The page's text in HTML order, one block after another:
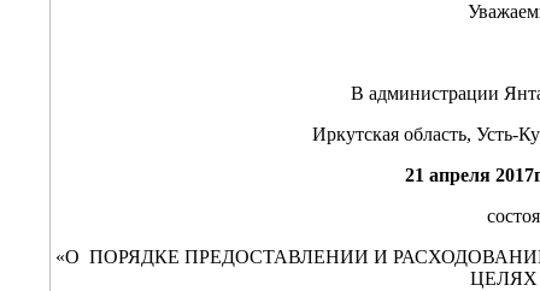
В администрации
Иркутская область, Усть-
21 апреля
«О ПОРЯДКЕ ПРЕДОСТАВЛЕНИИ И